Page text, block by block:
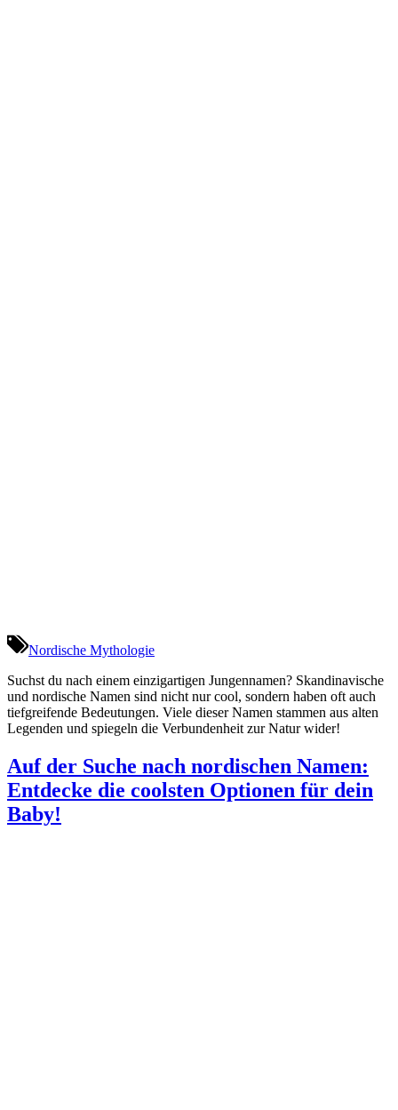
Nordische Mythologie
Suchst du nach einem einzigartigen Jungennamen? Skandinavische
und nordische Namen sind nicht nur cool, sondern haben oft auch
tiefgreifende Bedeutungen. Viele dieser Namen stammen aus alten
Legenden und spiegeln die Verbundenheit zur Natur wider!
Auf der Suche nach nordischen Namen:
Entdecke die coolsten Optionen für dein
Baby!